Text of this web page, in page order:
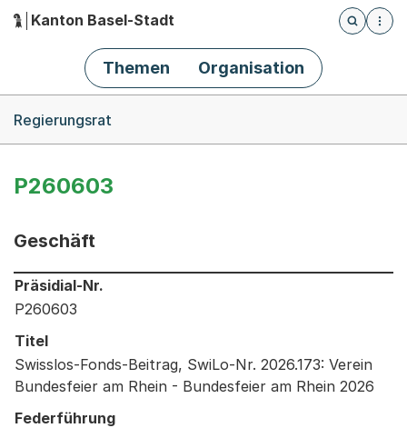
Hauptnavigation
Kanton Basel-Stadt
Öffnet
Themen Organisation
Regierungsrat
P260603
Geschäft
Informationen zum Ausgewählten Geschäft
Präsidial-Nr.
P260603
Titel
Swisslos-Fonds-Beitrag, SwiLo-Nr. 2026.173: Verein
Bundesfeier am Rhein - Bundesfeier am Rhein 2026
Federführung